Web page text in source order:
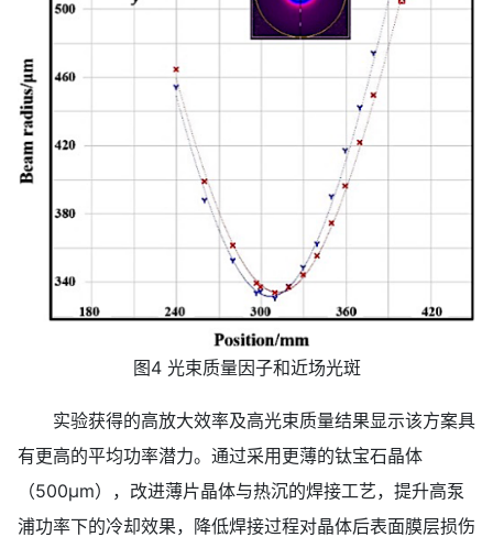
图4 光束质量因子和近场光斑
实验获得的高放大效率及高光束质量结果显示该方案具
有更高的平均功率潜力。通过采用更薄的钛宝石晶体
（500μm），改进薄片晶体与热沉的焊接工艺，提升高泵
浦功率下的冷却效果，降低焊接过程对晶体后表面膜层损伤